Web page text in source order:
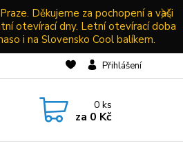
Děkujeme za pochopení a vaši
otevírací dny. Letní otevírací doba
i na Slovensko Cool balíkem.
Přihlášení
0ks
za 0 Kč